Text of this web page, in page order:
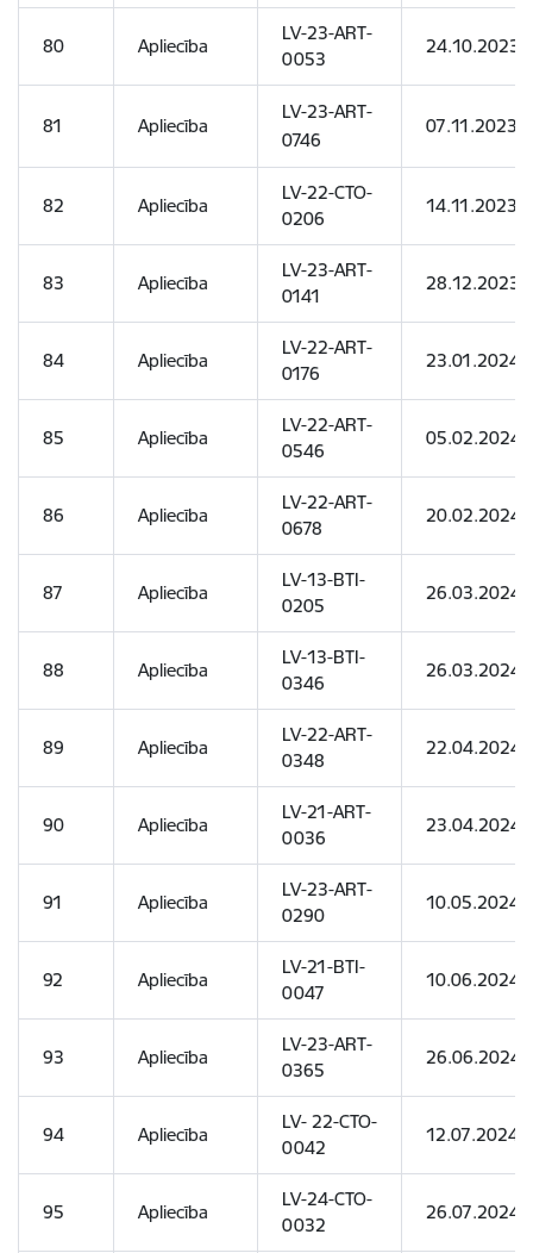
80 Apliecība
LV-23-ART-
0053
24.10.2023
81 Apliecība
LV-23-ART-
0746
07.11.2023
82 Apliecība
LV-22-CTO-
0206
14.11.2023
83 Apliecība
LV-23-ART-
0141
28.12.2023
84 Apliecība
LV-22-ART-
0176
23.01.2024
85 Apliecība
LV-22-ART-
0546
05.02.2024
86 Apliecība
LV-22-ART-
0678
20.02.2024
87 Apliecība
LV-13-BTI-
0205
26.03.2024
88 Apliecība
LV-13-BTI-
0346
26.03.2024
89 Apliecība
LV-22-ART-
0348
22.04.2024
90 Apliecība
LV-21-ART-
0036
23.04.2024
91 Apliecība
LV-23-ART-
0290
10.05.2024
92 Apliecība
LV-21-BTI-
0047
10.06.2024
93 Apliecība
LV-23-ART-
0365
26.06.2024
94 Apliecība
LV- 22-CTO-
0042
12.07.2024
95 Apliecība
LV-24-CTO-
0032
26.07.2024